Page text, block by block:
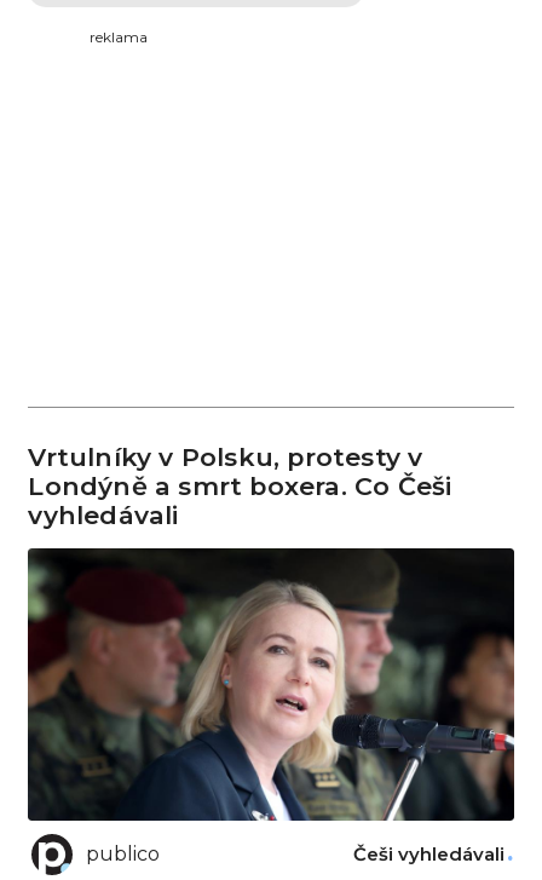
reklama
Vrtulníky v Polsku, protesty v
Londýně a smrt boxera. Co Češi
vyhledávali
publico Češi vyhledávali